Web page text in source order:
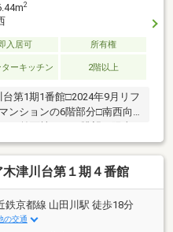
2
入居可
所有権
ーキッチン 2階以上
第1期1番館□2024年9月リフ
ンションの6階部分□南西向
津川台第１期４番館
鉄京都線 山田川駅 徒歩18分
の交通